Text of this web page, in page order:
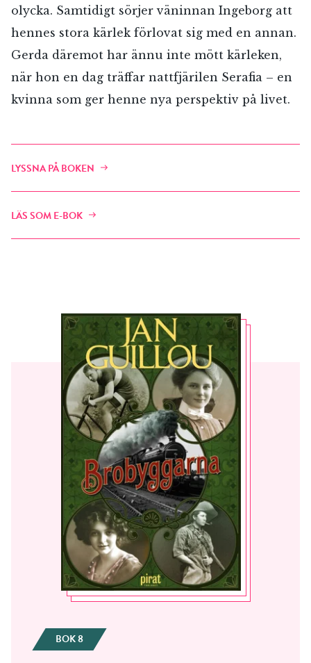
olycka. Samtidigt sörjer väninnan Ingeborg att
hennes stora kärlek förlovat sig med en annan.
Gerda däremot har ännu inte mött kärleken,
när hon en dag träffar nattfjärilen Serafia – en
kvinna som ger henne nya perspektiv på livet.
LYSSNA PÅ BOKEN
LÄS SOM E-BOK
BOK 8